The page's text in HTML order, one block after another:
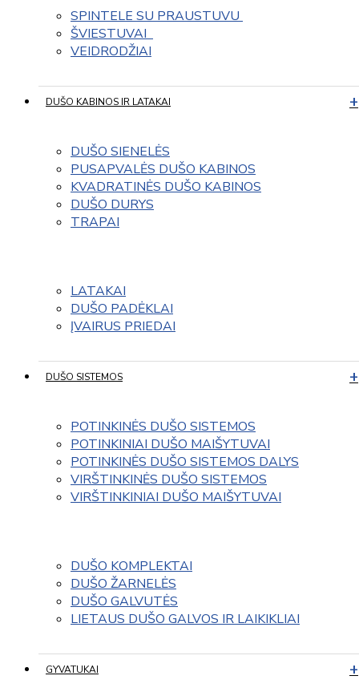
SPINTELE SU PRAUSTUVU
ŠVIESTUVAI
VEIDRODŽIAI
DUŠO KABINOS IR LATAKAI
DUŠO SIENELĖS
PUSAPVALĖS DUŠO KABINOS
KVADRATINĖS DUŠO KABINOS
DUŠO DURYS
TRAPAI
LATAKAI
DUŠO PADĖKLAI
ĮVAIRUS PRIEDAI
DUŠO SISTEMOS
POTINKINĖS DUŠO SISTEMOS
POTINKINIAI DUŠO MAIŠYTUVAI
POTINKINĖS DUŠO SISTEMOS DALYS
VIRŠTINKINĖS DUŠO SISTEMOS
VIRŠTINKINIAI DUŠO MAIŠYTUVAI
DUŠO KOMPLEKTAI
DUŠO ŽARNELĖS
DUŠO GALVUTĖS
LIETAUS DUŠO GALVOS IR LAIKIKLIAI
GYVATUKAI